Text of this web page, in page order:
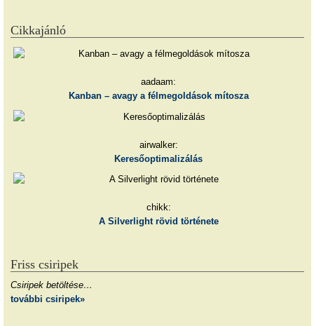
Cikkajánló
aadaam:
Kanban – avagy a félmegoldások mítosza
airwalker:
Keresőoptimalizálás
chikk:
A Silverlight rövid története
Friss csiripek
Csiripek betöltése…
további csiripek»